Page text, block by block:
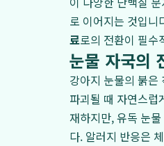
로 이어지는 것입
료로의 전환이 필수
눈물 자국의
강아지 눈물의 붉
파괴될 때 자연스럽
재하지만, 유독 눈
다. 알러지 반응은